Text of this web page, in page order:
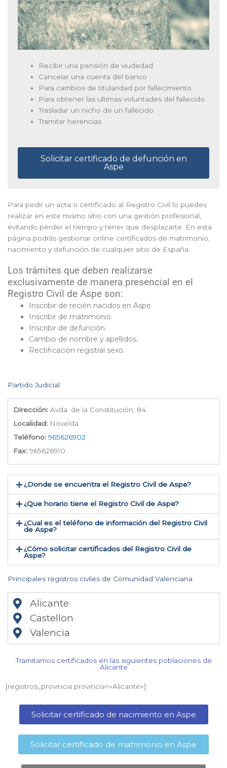
Recibir una pensión de viudedad
Cancelar una cuenta del banco
Para cambios de titularidad por fallecimiento
Para obtener las ultimas voluntades del fallecido
Trasladar un nicho de un fallecido
Tramitar herencias
Solicitar certificado de defunción en
Aspe
Para pedir un acta o certificado al Registro Civil lo puedes
realizar en este mismo sitio con una gestión profesional,
evitando perder el tiempo y tener que desplazarte. En esta
página podrás gestionar online certificados de matrimonio,
nacimiento y defunción de cualquier sitio de España.
Los trámites que deben realizarse
exclusivamente de manera presencial en el
Registro Civil de Aspe son:
Inscribir de recién nacidos en Aspe.
Inscribir de matrimonio.
Inscribir de defunción.
Cambio de nombre y apellidos.
Rectificación registral sexo.
Partido Judicial
Dirección: Avda. de la Constitución, 84
Localidad: Novelda
Teléfono: 965626902
Fax: 965626910
¿Donde se encuentra el Registro Civil de Aspe​?
¿Que horario tiene el Registro Civil de Aspe?
¿Cual es el teléfono de información del Registro Civil
de Aspe​?
¿Cómo solicitar certificados del Registro Civil de
Aspe​?
Principales registros civiles de Comunidad Valenciana
Alicante
Castellon
Valencia
Tramitamos certificados en las siguientes poblaciones de
Alicante​
[registros_provincia provincia=»Alicante​»]
Solicitar certificado de nacimiento en Aspe​
Solicitar certificado de matrimonio en Aspe​